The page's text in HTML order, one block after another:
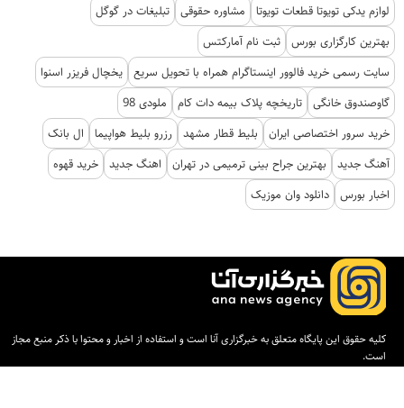
لوازم یدکی تویوتا قطعات تویوتا
مشاوره حقوقی تبلیغات در گوگل
بهترین کارگزاری بورس ثبت نام آمارکتس
سایت رسمی خرید فالوور اینستاگرام همراه با تحویل سریع یخچال فریزر اسنوا
گاوصندوق خانگی تاریخچه پلاک بیمه دات کام
ملودی 98
خرید سرور اختصاصی ایران
بلیط قطار مشهد رزرو بلیط هواپیما
ال بانک
آهنگ جدید
بهترین جراح بینی ترمیمی در تهران اهنگ جدید خرید قهوه
اخبار بورس دانلود وان موزیک
کلیه حقوق این پایگاه متعلق به خبرگزاری آنا است و استفاده از اخبار و محتوا با ذکر منبع مجاز
است.